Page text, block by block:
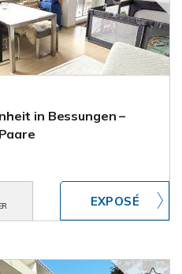
in Bessungen –